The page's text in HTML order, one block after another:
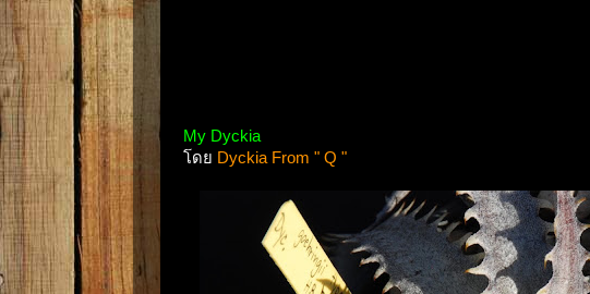
My Dyckia
โดย Dyckia From " Q "